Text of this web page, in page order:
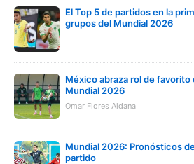
El Top 5 de partidos en la
grupos del Mundial 2026
México abraza rol de favorito
Mundial 2026
Omar Flores Aldana
Mundial 2026: Pronósticos
partido